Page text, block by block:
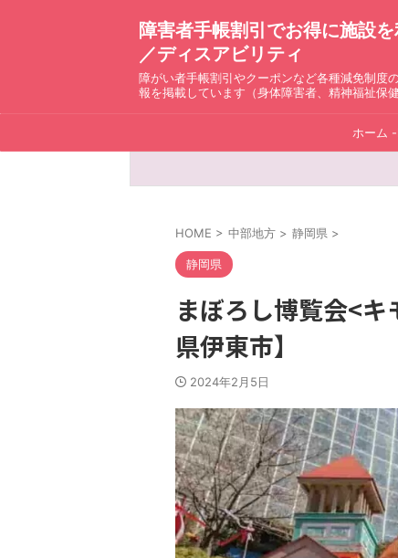
障害者手帳割引でお得に施設
／ディスアビリティ
障がい者手帳割引やクーポンなど各種減免制度
報を掲載しています（身体障害者、精神福祉保健
ホーム
HOME > 中部地方 > 静岡県 >
静岡県
まぼろし博覧会<
県伊東市】
2024年2月5日